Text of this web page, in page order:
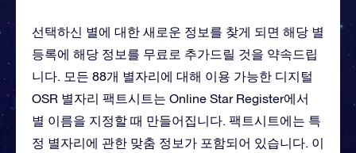
선택하신 별에 대한 새로운 정보를 찾게 되면 해당 별
등록에 해당 정보를 무료로 추가드릴 것을 약속드립
니다. 모든 88개 별자리에 대해 이용 가능한 디지털
OSR 별자리 팩트시트는 Online Star Register에서
별 이름을 지정할 때 만들어집니다. 팩트시트에는 특
정 별자리에 관한 맞춤 정보가 포함되어 있습니다. 이